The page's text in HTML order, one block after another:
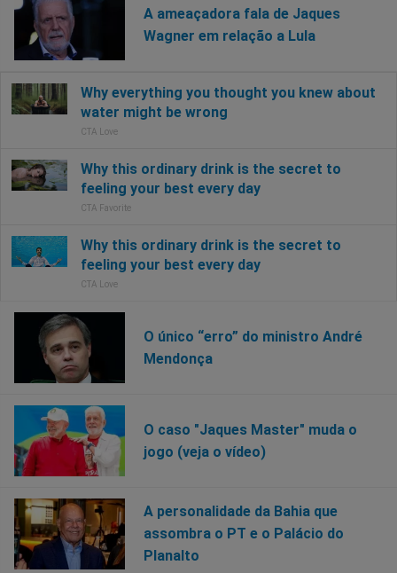
A ameaçadora fala de Jaques
Wagner em relação a Lula
O único “erro” do ministro André
Mendonça
O caso "Jaques Master" muda o
jogo (veja o vídeo)
A personalidade da Bahia que
assombra o PT e o Palácio do
Planalto